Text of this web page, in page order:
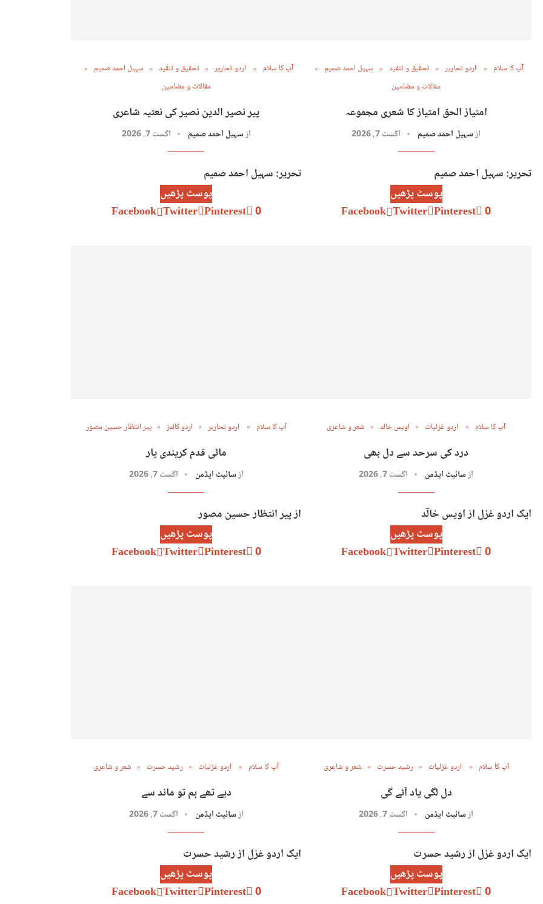
آپ کا سلام اردو تحاریر تحقیق و تنقید
سہیل احمد صمیم
مقالات و مضامین
امتیاز الحق امتیاز کا شعری مجموعہ
ازسہیل احمد صمیم اگست 7, 2026
تحریر: سہیل احمد صمیم
پوسٹ پڑھیں
0
Facebook Twitter Pinterest
آپ کا سلام اردو تحاریر تحقیق و تنقید
سہیل احمد صمیم
مقالات و مضامین
پیر نصیر الدین نصیر کی نعتیہ شاعری
ازسہیل احمد صمیم اگست 7, 2026
تحریر: سہیل احمد صمیم
پوسٹ پڑھیں
0
Facebook Twitter Pinterest
آپ کا سلام اردو غزلیات اویس خالد شعر و شاعری
درد کی سرحد سے دل بھی
ازسائیٹ ایڈمن اگست 7, 2026
ایک اردو غزل از اویس خالؔد
پوسٹ پڑھیں
0
Facebook Twitter Pinterest
آپ کا سلام اردو تحاریر اردو کالمز پیر انتظار حسین مصور
ماٹی قدم کریندی یار
ازسائیٹ ایڈمن اگست 7, 2026
از پیر انتظار حسین مصور
پوسٹ پڑھیں
0
Facebook Twitter Pinterest
آپ کا سلام اردو غزلیات رشید حسرت شعر و شاعری
دل لگی یاد آئے گی
ازسائیٹ ایڈمن اگست 7, 2026
ایک اردو غزل از رشید حسرت
پوسٹ پڑھیں
0
Facebook Twitter Pinterest
آپ کا سلام اردو غزلیات رشید حسرت شعر و شاعری
دیے تھے ہم تو ماند سے
ازسائیٹ ایڈمن اگست 7, 2026
ایک اردو غزل از رشید حسرت
پوسٹ پڑھیں
0
Facebook Twitter Pinterest